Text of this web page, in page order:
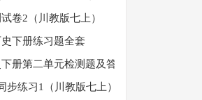
卷2（川教版七上）
下册练习题全套
册第二单元检测题及答案
步练习1（川教版七上）